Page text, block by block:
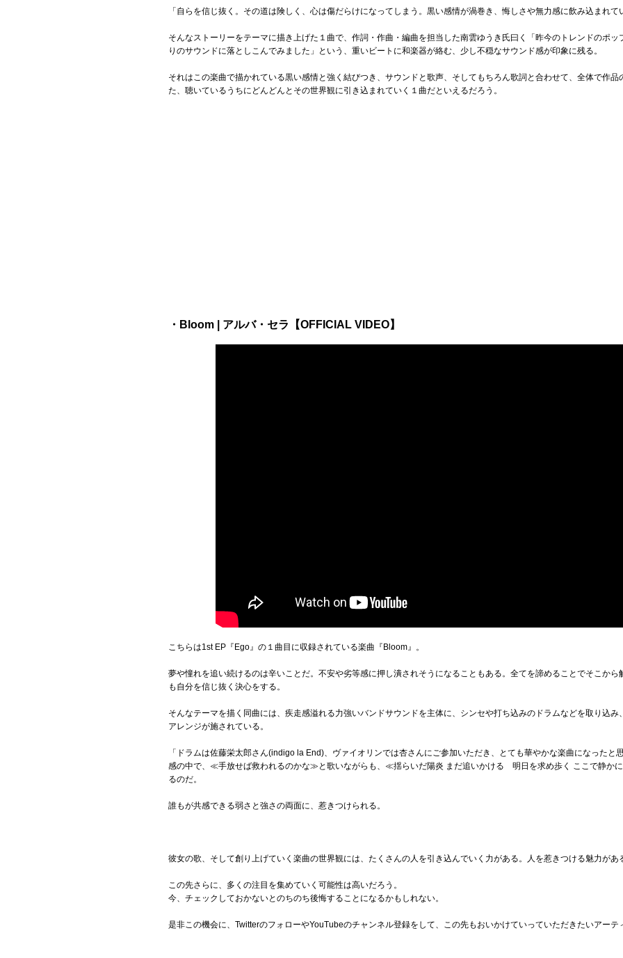
「自らを信じ抜く。その道は険しく、心は傷だらけになってしまう。黒い感情が渦巻き、悔しさや無力感に飲み込まれて
そんなストーリーをテーマに描き上げた１曲で、作詞・作曲・編曲を担当した南雲ゆうき氏曰く「昨今のトレンドのポ
りのサウンドに落としこんでみました」という、重いビートに和楽器が絡む、少し不穏なサウンド感が印象に残る。
それはこの楽曲で描かれている黒い感情と強く結びつき、サウンドと歌声、そしてもちろん歌詞と合わせて、全体で作
た、聴いているうちにどんどんとその世界観に引き込まれていく１曲だといえるだろう。
・Bloom | アルバ・セラ【OFFICIAL VIDEO】
こちらは1st EP『Ego』の１曲目に収録されている楽曲『Bloom』。
夢や憧れを追い続けるのは辛いことだ。不安や劣等感に押し潰されそうになることもある。全てを諦めることでそこか
も自分を信じ抜く決心をする。
そんなテーマを描く同曲には、疾走感溢れる力強いバンドサウンドを主体に、シンセや打ち込みのドラムなどを取り込
アレンジが施されている。
「ドラムは佐藤栄太郎さん(indigo la End)、ヴァイオリンでは杏さんにご参加いただき、とても華やかな楽曲になったと
感の中で、≪手放せば救われるのかな≫と歌いながらも、≪揺らいだ陽炎 まだ追いかける 明日を求め歩く ここで静か
るのだ。
誰もが共感できる弱さと強さの両面に、惹きつけられる。
彼女の歌、そして創り上げていく楽曲の世界観には、たくさんの人を引き込んでいく力がある。人を惹きつける魅力があ
この先さらに、多くの注目を集めていく可能性は高いだろう。
今、チェックしておかないとのちのち後悔することになるかもしれない。
是非この機会に、TwitterのフォローやYouTubeのチャンネル登録をして、この先もおいかけていっていただきたいアーテ